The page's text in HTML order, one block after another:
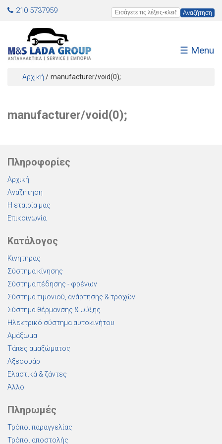
Jump to navigation
210 5737959 Εισάγετε τις λέξεις-κλειδιά
☰ Menu
Είστε εδώ
Αρχική / manufacturer/void(0);
manufacturer/void(0);
Πληροφορίες
Αρχική
Αναζήτηση
Η εταιρία μας
Επικοινωνία
Κατάλογος
Κινητήρας
Σύστημα κίνησης
Σύστημα πέδησης - φρένων
Σύστημα τιμονιού, ανάρτησης & τροχών
Σύστημα θέρμανσης & ψύξης
Ηλεκτρικό σύστημα αυτοκινήτου
Αμάξωμα
Τάπες αμαξώματος
Αξεσουάρ
Ελαστικά & ζάντες
Άλλο
Πληρωμές
Τρόποι παραγγελίας
Τρόποι αποστολής